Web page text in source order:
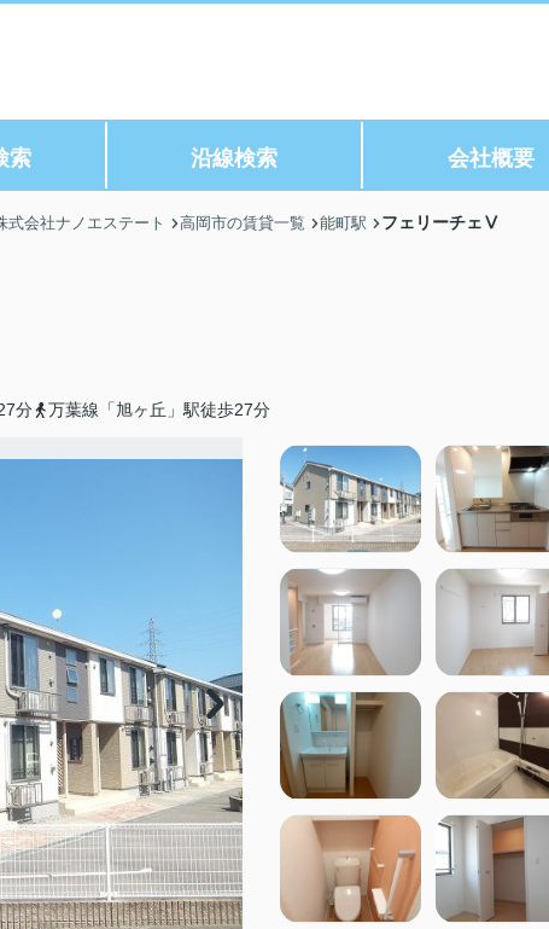
索 沿線検索 会社概要
会社ナノエステート 高岡市の賃貸一覧 能町駅 フェリーチェⅤ
分 万葉線「旭ヶ丘」駅徒歩27分